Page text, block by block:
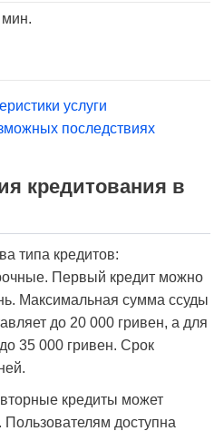
мин.
услуги
последствиях
кредитования в
типа кредитов:
Первый кредит можно
Максимальная сумма ссуды
до 20 000 гривен, а для
35 000 гривен. Срок
кредиты может
Пользователям доступна